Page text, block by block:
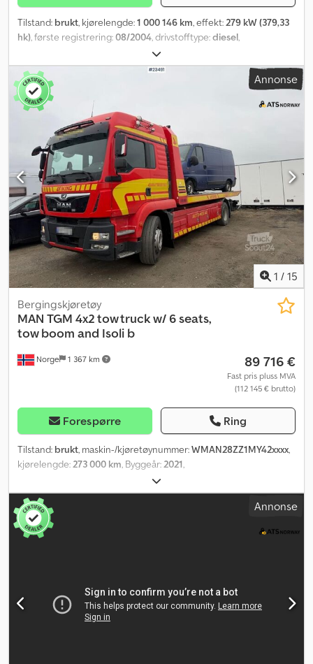
Tilstand: brukt, kjørelengde:1 000 146 km, effekt:279 kW (379,33
hk), første registrering:08/2004, drivstofftype:diesel,
, akselavstand:
bremser:retarder, førerhus:sovehytte, girtype:mekanisk,
utslippsklasse:
10 200 mm,
total bredde:
cruise control, differensialsperre, elektrisk justerbart speil,
elektrisk vindusregulering, retarder, setevarmer
Annonse
1 / 15
Norge 1 367 km
Bergingskjøretøy
MAN TGM 4x2 tow truck w/ 6 seats,
tow boom and Isoli b
89 716 €
Fast pris pluss MVA
(112 145 € brutto)
Forespørre Ring
Tilstand: brukt, maskin-/kjøretøynummer:WMAN28ZZ1MY42xxxx,
kjørelengde:273 000 km, Byggeår:2021,
Annonse